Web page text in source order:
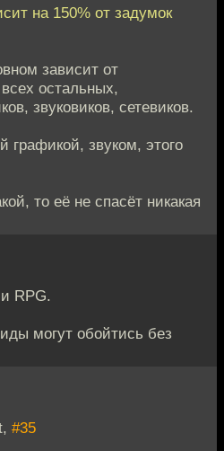
на 150% от задумок
зависит от
остальных,
звуковиков, сетевиков.
графикой, звуком, этого
то её не спасёт никакая
RPG.
могут обойтись без
#35